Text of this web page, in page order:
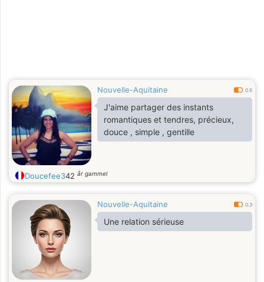
Nouvelle-Aquitaine 0.5
J'aime partager des instants
romantiques et tendres, précieux,
douce , simple , gentille
Doucefee342 år gammel
Nouvelle-Aquitaine 0.3
Une relation sérieuse